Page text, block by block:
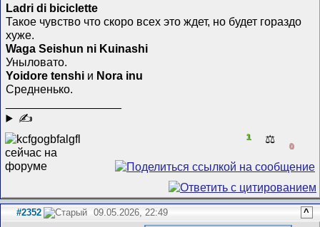
Ladri di biciclette
Такое чувство что скоро всех это ждет, но будет гораздо
хуже.
Waga Seishun ni Kuinashi
Уныловато.
Yoidore tenshi и Nora inu
Средненько.
✍
1 ⚖️
0
#2352 09.05.2026, 22:49 ^